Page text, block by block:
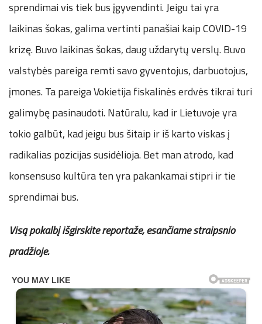
sprendimai vis tiek bus įgyvendinti. Jeigu tai yra
laikinas šokas, galima vertinti panašiai kaip COVID-19
krizę. Buvo laikinas šokas, daug uždarytų verslų. Buvo
valstybės pareiga remti savo gyventojus, darbuotojus,
įmones. Ta pareiga Vokietija fiskalinės erdvės tikrai turi
galimybę pasinaudoti. Natūralu, kad ir Lietuvoje yra
tokio galbūt, kad jeigu bus šitaip ir iš karto viskas į
radikalias pozicijas susidėlioja. Bet man atrodo, kad
konsensuso kultūra ten yra pakankamai stipri ir tie
sprendimai bus.
Visą pokalbį išgirskite reportaže, esančiame straipsnio
pradžioje.